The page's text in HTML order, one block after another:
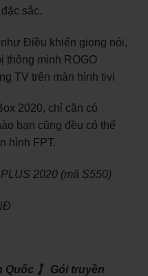
sắc.
Điều khiển giọng nói,
thông minh ROGO
TV trên màn hình tivi
2020, chỉ cần có
bạn cũng đều có thể
hình FPT.
2020 (mã S550)
Quốc 】 Gói truyền